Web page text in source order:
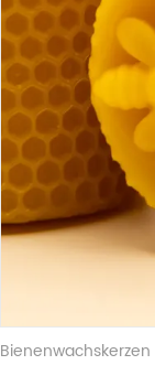
Bienenwachskerzen